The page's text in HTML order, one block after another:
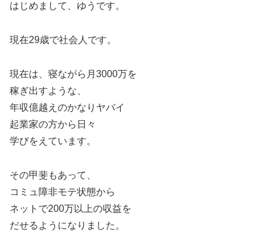
はじめまして、ゆうです。
現在29歳で社会人です。
現在は、寝ながら月3000万を
稼ぎ出すような、
年収億越えのかなりヤバイ
起業家の方から日々
学びをえています。
その甲斐もあって、
コミュ障非モテ状態から
ネットで200万以上の収益を
だせるようになりました。